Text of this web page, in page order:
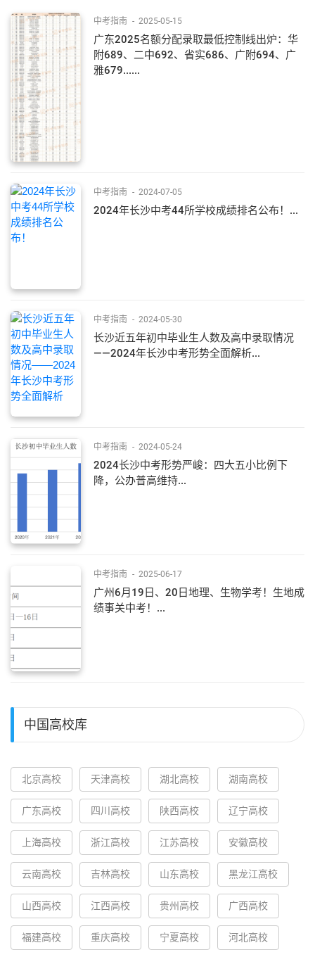
中考指南 - 2025-05-15
广东2025名额分配录取最低控制线出炉：华
附689、二中692、省实686、广附694、广
雅679......
中考指南 - 2024-07-05
2024年长沙中考44所学校成绩排名公布！...
中考指南 - 2024-05-30
长沙近五年初中毕业生人数及高中录取情况
——2024年长沙中考形势全面解析...
中考指南 - 2024-05-24
2024长沙中考形势严峻：四大五小比例下
降，公办普高维持...
中考指南 - 2025-06-17
广州6月19日、20日地理、生物学考！生地成
绩事关中考！...
中国高校库
北京高校 天津高校 湖北高校 湖南高校
广东高校 四川高校 陕西高校 辽宁高校
上海高校 浙江高校 江苏高校 安徽高校
云南高校 吉林高校 山东高校 黑龙江高校
山西高校 江西高校 贵州高校 广西高校
福建高校 重庆高校 宁夏高校 河北高校